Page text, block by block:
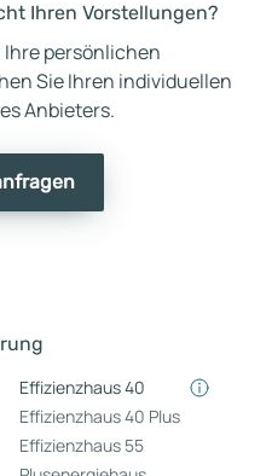
Ihren Vorstellungen?
Ihre persönlichen
Sie Ihren individuellen
Anbieters.
Effizienzhaus 40
Effizienzhaus 40 Plus
Effizienzhaus 55